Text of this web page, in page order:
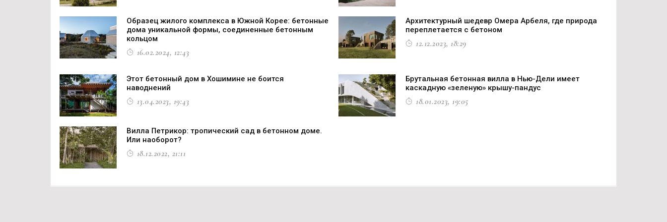
Образец жилого комплекса в Южной Корее: бетонные
дома уникальной формы, соединенные бетонным
кольцом
16.02.2024, 12:43
Архитектурный шедевр Омера Арбеля, где природа
переплетается с бетоном
12.12.2023, 18:29
Этот бетонный дом в Хошимине не боится
наводнений
13.04.2023, 19:43
Брутальная бетонная вилла в Нью-Дели имеет
каскадную «зеленую» крышу-пандус
18.01.2023, 19:05
Вилла Петрикор: тропический сад в бетонном доме.
Или наоборот?
18.12.2022, 21:11